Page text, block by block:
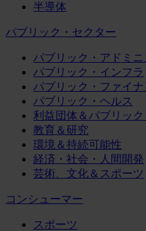
半導体
パブリック・セクター
パブリック・アドミ
パブリック・インフラ
パブリック・ファイナ
パブリック・ヘルス
利益団体＆パブリッ
教育＆研究
環境＆持続可能性
経済・社会・人間開発
芸術、文化＆スポーツ
コンシューマー
スポーツ